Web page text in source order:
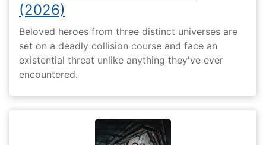
(2026)
Beloved heroes from three distinct universes are
set on a deadly collision course and face an
existential threat unlike anything they've ever
encountered.